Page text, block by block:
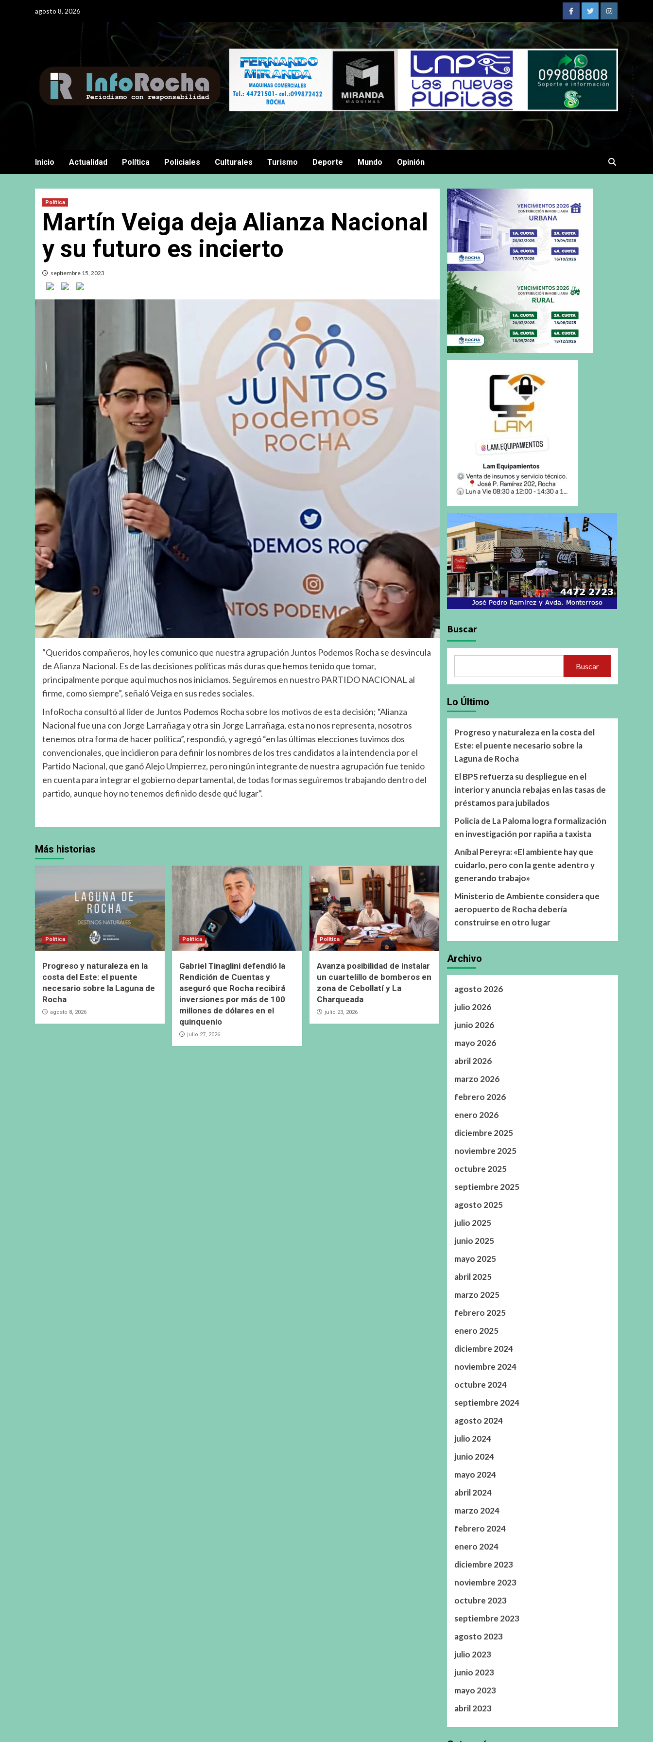
agosto 8, 2026
FacebookTwitterInstagram
Inicio Actualidad Política Policiales Culturales Turismo Deporte Mundo Opinión
Política
Martín Veiga deja Alianza Nacional
y su futuro es incierto
septiembre 15, 2023
“Queridos compañeros, hoy les comunico que nuestra agrupación Juntos Podemos Rocha se desvincula
de Alianza Nacional. Es de las decisiones políticas más duras que hemos tenido que tomar,
principalmente porque aquí muchos nos iniciamos. Seguiremos en nuestro PARTIDO NACIONAL al
firme, como siempre”, señaló Veiga en sus redes sociales.
InfoRocha consultó al líder de Juntos Podemos Rocha sobre los motivos de esta decisión; “Alianza
Nacional fue una con Jorge Larrañaga y otra sin Jorge Larrañaga, esta no nos representa, nosotros
tenemos otra forma de hacer política”, respondió, y agregó “en las últimas elecciones tuvimos dos
convencionales, que incidieron para definir los nombres de los tres candidatos a la intendencia por el
Partido Nacional, que ganó Alejo Umpierrez, pero ningún integrante de nuestra agrupación fue tenido
en cuenta para integrar el gobierno departamental, de todas formas seguiremos trabajando dentro del
partido, aunque hoy no tenemos definido desde qué lugar”.
Más historias
Política
Progreso y naturaleza en la
costa del Este: el puente
necesario sobre la Laguna de
Rocha
agosto 8, 2026
Política
Gabriel Tinaglini defendió la
Rendición de Cuentas y
aseguró que Rocha recibirá
inversiones por más de 100
millones de dólares en el
quinquenio
julio 27, 2026
Política
Avanza posibilidad de instalar
un cuartelillo de bomberos en
zona de Cebollatí y La
Charqueada
julio 23, 2026
Buscar
Buscar
Lo Último
Progreso y naturaleza en la costa del
Este: el puente necesario sobre la
Laguna de Rocha
El BPS refuerza su despliegue en el
interior y anuncia rebajas en las tasas de
préstamos para jubilados
Policía de La Paloma logra formalización
en investigación por rapiña a taxista
Aníbal Pereyra: «El ambiente hay que
cuidarlo, pero con la gente adentro y
generando trabajo»
Ministerio de Ambiente considera que
aeropuerto de Rocha debería
construirse en otro lugar
Archivo
agosto 2026
julio 2026
junio 2026
mayo 2026
abril 2026
marzo 2026
febrero 2026
enero 2026
diciembre 2025
noviembre 2025
octubre 2025
septiembre 2025
agosto 2025
julio 2025
junio 2025
mayo 2025
abril 2025
marzo 2025
febrero 2025
enero 2025
diciembre 2024
noviembre 2024
octubre 2024
septiembre 2024
agosto 2024
julio 2024
junio 2024
mayo 2024
abril 2024
marzo 2024
febrero 2024
enero 2024
diciembre 2023
noviembre 2023
octubre 2023
septiembre 2023
agosto 2023
julio 2023
junio 2023
mayo 2023
abril 2023